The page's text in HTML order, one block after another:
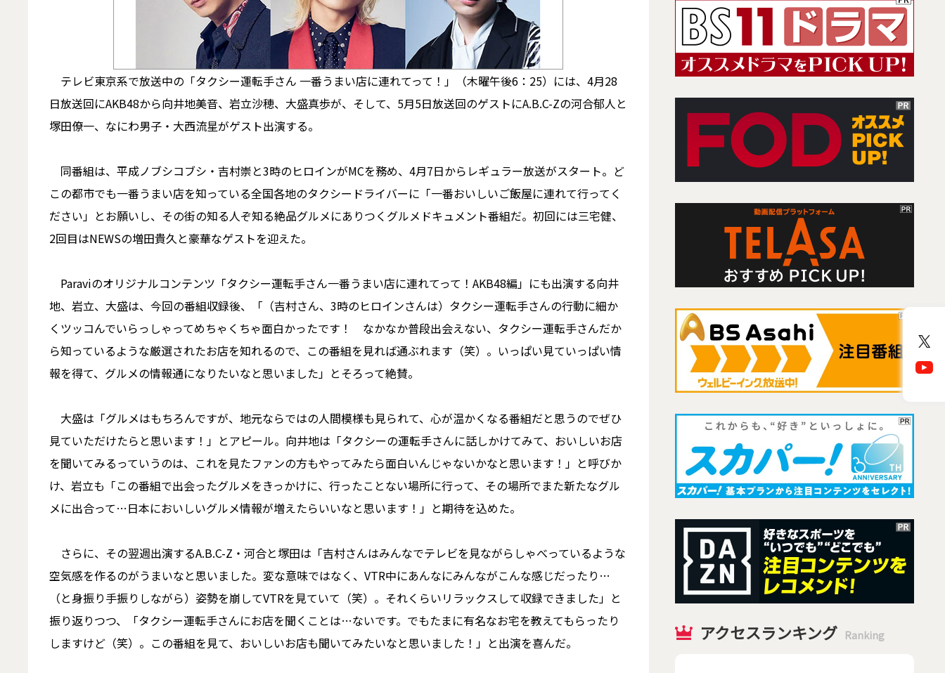
テレビ東京系で放送中の「タクシー運転手さん 一番うまい店に連れてって！」（木曜午後6：25）には、4月28
日放送回にAKB48から向井地美音、岩立沙穂、大盛真歩が、そして、5月5日放送回のゲストにA.B.C-Zの河合郁人と
塚田僚一、なにわ男子・大西流星がゲスト出演する。
同番組は、平成ノブシコブシ・吉村崇と3時のヒロインがMCを務め、4月7日からレギュラー放送がスタート。ど
この都市でも一番うまい店を知っている全国各地のタクシードライバーに「一番おいしいご飯屋に連れて行ってく
ださい」とお願いし、その街の知る人ぞ知る絶品グルメにありつくグルメドキュメント番組だ。初回には三宅健、
2回目はNEWSの増田貴久と豪華なゲストを迎えた。
Paraviのオリジナルコンテンツ「タクシー運転手さん一番うまい店に連れてって！AKB48編」にも出演する向井
地、岩立、大盛は、今回の番組収録後、「（吉村さん、3時のヒロインさんは）タクシー運転手さんの行動に細か
くツッコんでいらっしゃってめちゃくちゃ面白かったです！ なかなか普段出会えない、タクシー運転手さんだか
ら知っているような厳選されたお店を知れるので、この番組を見れば通ぶれます（笑）。いっぱい見ていっぱい情
報を得て、グルメの情報通になりたいなと思いました」とそろって絶賛。
大盛は「グルメはもちろんですが、地元ならではの人間模様も見られて、心が温かくなる番組だと思うのでぜひ
見ていただけたらと思います！」とアピール。向井地は「タクシーの運転手さんに話しかけてみて、おいしいお店
を聞いてみるっていうのは、これを見たファンの方もやってみたら面白いんじゃないかなと思います！」と呼びか
け、岩立も「この番組で出会ったグルメをきっかけに、行ったことない場所に行って、その場所でまた新たなグル
メに出合って…日本においしいグルメ情報が増えたらいいなと思います！」と期待を込めた。
さらに、その翌週出演するA.B.C-Z・河合と塚田は「吉村さんはみんなでテレビを見ながらしゃべっているような
空気感を作るのがうまいなと思いました。変な意味ではなく、VTR中にあんなにみんながこんな感じだったり…
（と身振り手振りしながら）姿勢を崩してVTRを見ていて（笑）。それくらいリラックスして収録できました」と
振り返りつつ、「タクシー運転手さんにお店を聞くことは…ないです。でもたまに有名なお宅を教えてもらったり
しますけど（笑）。この番組を見て、おいしいお店も聞いてみたいなと思いました！」と出演を喜んだ。
アクセスランキング Ranking